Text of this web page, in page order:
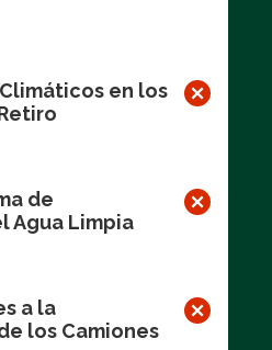
en los
de
Agua Limpia
a la
los Camiones